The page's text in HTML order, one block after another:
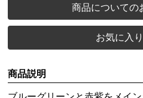
商品についての
お気に入
商品説明